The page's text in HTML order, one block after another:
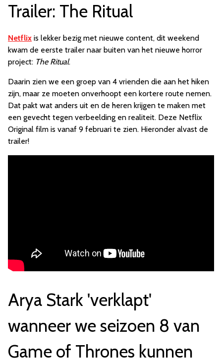
Trailer: The Ritual
Netflix is lekker bezig met nieuwe content, dit weekend
kwam de eerste trailer naar buiten van het nieuwe horror
project: The Ritual.
Daarin zien we een groep van 4 vrienden die aan het hiken
zijn, maar ze moeten onverhoopt een kortere route nemen.
Dat pakt wat anders uit en de heren krijgen te maken met
een gevecht tegen verbeelding en realiteit. Deze Netflix
Original film is vanaf 9 februari te zien. Hieronder alvast de
trailer!
Arya Stark 'verklapt'
wanneer we seizoen 8 van
Game of Thrones kunnen